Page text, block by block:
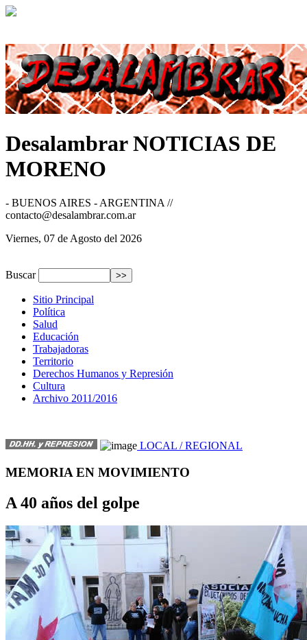
DesalambrarNOTICIAS DE
MORENO
- BUENOS AIRES - ARGENTINA //
contacto@desalambrar.com.ar
Viernes, 07 de Agosto del 2026
Buscar
Sitio Principal
Política
Salud
Educación
Trabajadoras
Territorio
Derechos Humanos y Represión
Cultura
Archivo 2011/2016
LOCAL / REGIONAL
MEMORIA EN MOVIMIENTO
A 40 años del golpe